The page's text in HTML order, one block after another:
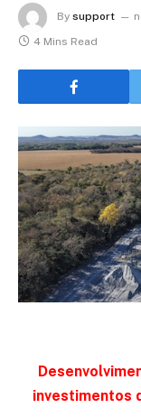
By support
4 Mins Read
investimentos